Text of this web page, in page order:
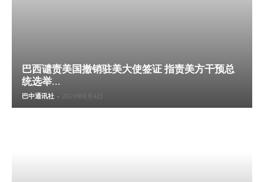
巴西谴责美国撤销驻美大使签证 指责美方干预总
统选举...
巴中通讯社 - 2026年8月4日